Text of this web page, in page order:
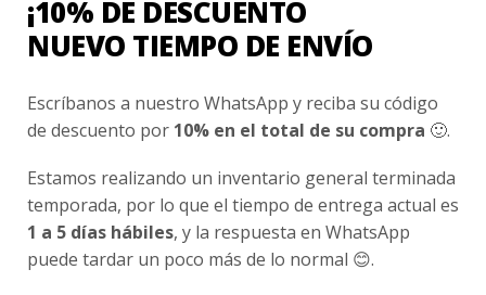
Esenciales
Contacto
Cambios y Devoluciones
¿Cómo Medirme?
¡10% DE DESCUENTO
NUEVO TIEMPO DE ENVÍO
Escríbanos a nuestro WhatsApp y reciba su código
de descuento por 10% en el total de su compra 🙂.
Estamos realizando un inventario general terminada
temporada, por lo que el tiempo de entrega actual es
1 a 5 días hábiles, y la respuesta en WhatsApp
puede tardar un poco más de lo normal 😊.